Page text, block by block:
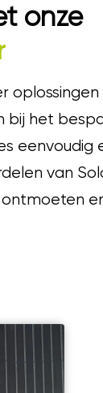
onze
het
van